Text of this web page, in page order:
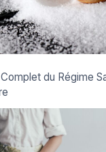
du Régime